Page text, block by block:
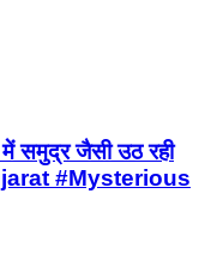
समुद्र जैसी उठ रही
#Mysterious